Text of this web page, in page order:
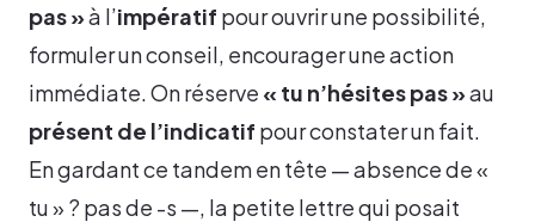
pas »à l’impératif pour ouvrir une possibilité,
formuler un conseil, encourager une action
immédiate. On réserve « tu n’hésites pas »au
présent de l’indicatif pour constater un fait.
En gardant ce tandem en tête — absence de «
tu » ? pas de -s —, la petite lettre qui posait